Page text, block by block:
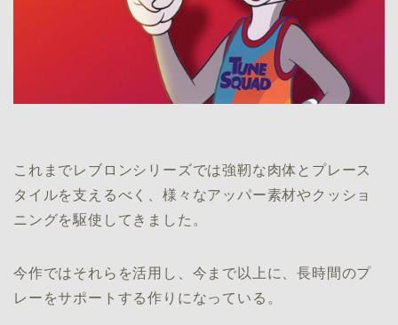
これまでレブロンシリーズでは強靭な肉体とプレース
タイルを支えるべく、様々なアッパー素材やクッショ
ニングを駆使してきました。
今作ではそれらを活用し、今まで以上に、長時間のプ
レーをサポートする作りになっている。